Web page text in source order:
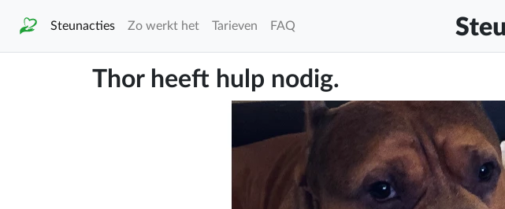
Steunacties Zo werkt het Tarieven FAQ
Thor heeft hulp nodig.